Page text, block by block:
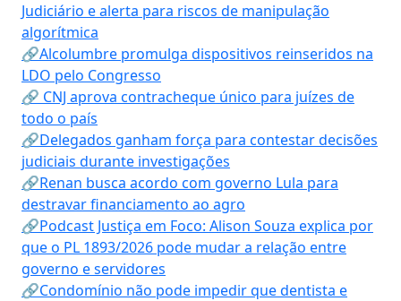
Judiciário e alerta para riscos de manipulação
algorítmica
🔗Alcolumbre promulga dispositivos reinseridos na
LDO pelo Congresso
🔗 CNJ aprova contracheque único para juízes de
todo o país
🔗Delegados ganham força para contestar decisões
judiciais durante investigações
🔗Renan busca acordo com governo Lula para
destravar financiamento ao agro
🔗Podcast Justiça em Foco: Alison Souza explica por
que o PL 1893/2026 pode mudar a relação entre
governo e servidores
🔗Condomínio não pode impedir que dentista e